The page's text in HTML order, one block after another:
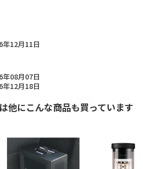
12月11日
08月07日
12月18日
他にこんな商品も買っています